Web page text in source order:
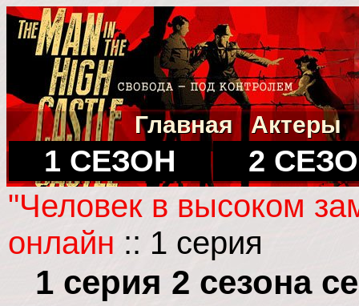
Главная Актеры
1 СЕЗОН 2
"Человек в высоком
онлайн :: 1 серия
1 серия 2 сезона